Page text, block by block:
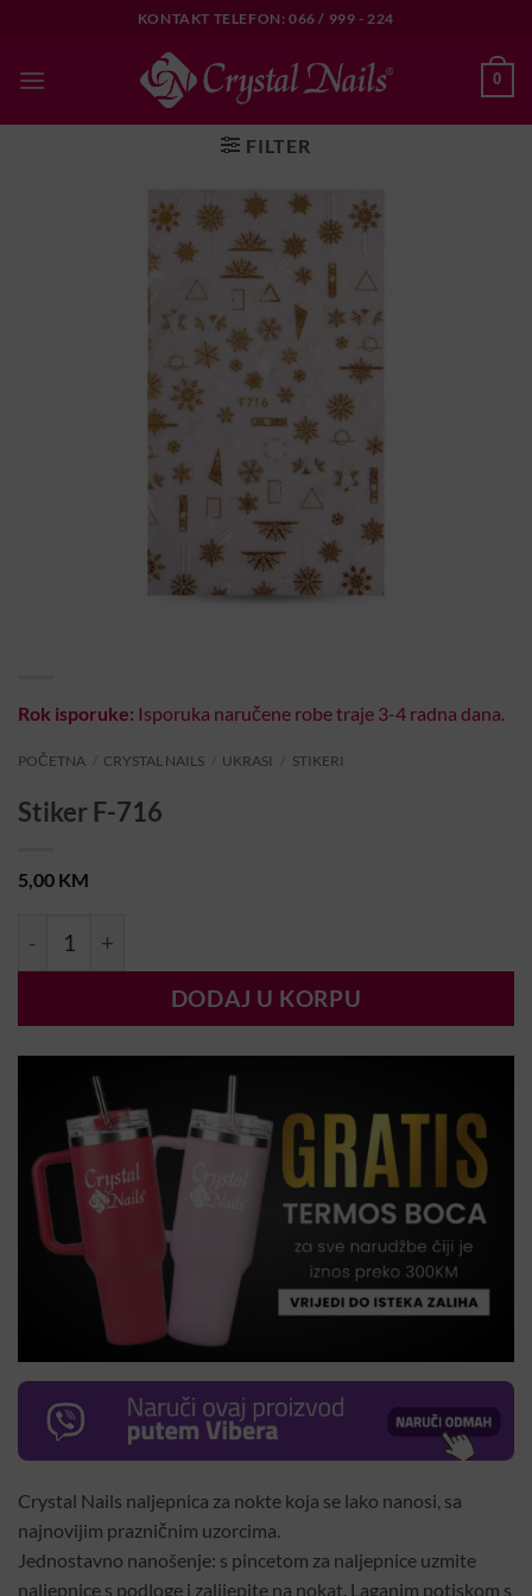
content
KONTAKT TELEFON: 066 / 999 - 224
0
FILTER
Rok isporuke: Isporuka naručene robe traje 3-4 radna dana.
POČETNA CRYSTAL NAILS UKRASI STIKERI
Stiker F-716
5,00 KM
Stiker F-716 količina
DODAJ U KORPU
Crystal Nails naljepnica za nokte koja se lako nanosi, sa
najnovijim prazničnim uzorcima.
Jednostavno nanošenje: s pincetom za naljepnice uzmite
naljepnice s podloge i zalijepite na nokat. Laganim potiskom s